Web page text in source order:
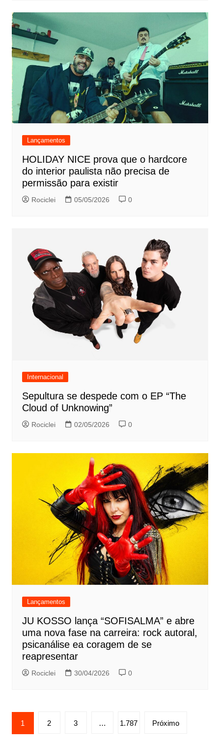
Lançamentos
HOLIDAY NICE prova que o hardcore
do interior paulista não precisa de
permissão para existir
Rociclei 05/05/2026 0
Internacional
Sepultura se despede com o EP “The
Cloud of Unknowing”
Rociclei 02/05/2026 0
Lançamentos
JU KOSSO lança “SOFISALMA” e abre
uma nova fase na carreira: rock autoral,
psicanálise ea coragem de se
reapresentar
Rociclei 30/04/2026 0
Paginação
de
1 2 3 … 1.787 Próximo